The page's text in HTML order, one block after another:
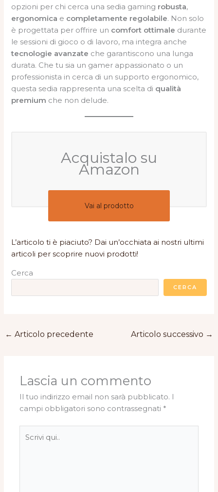
opzioni per chi cerca una sedia gaming robusta,
ergonomica e completamente regolabile. Non solo
è progettata per offrire un comfort ottimale durante
le sessioni di gioco o di lavoro, ma integra anche
tecnologie avanzate che garantiscono una lunga
durata. Che tu sia un gamer appassionato o un
professionista in cerca di un supporto ergonomico,
questa sedia rappresenta una scelta di qualità
premium che non delude.
Acquistalo su
Amazon
Vai al prodotto
L’articolo ti è piaciuto? Dai un’occhiata ai nostri ultimi
articoli per scoprire nuovi prodotti!
Cerca
CERCA
← Articolo precedente Articolo successivo →
Lascia un commento
Il tuo indirizzo email non sarà pubblicato. I
campi obbligatori sono contrassegnati *
qui..